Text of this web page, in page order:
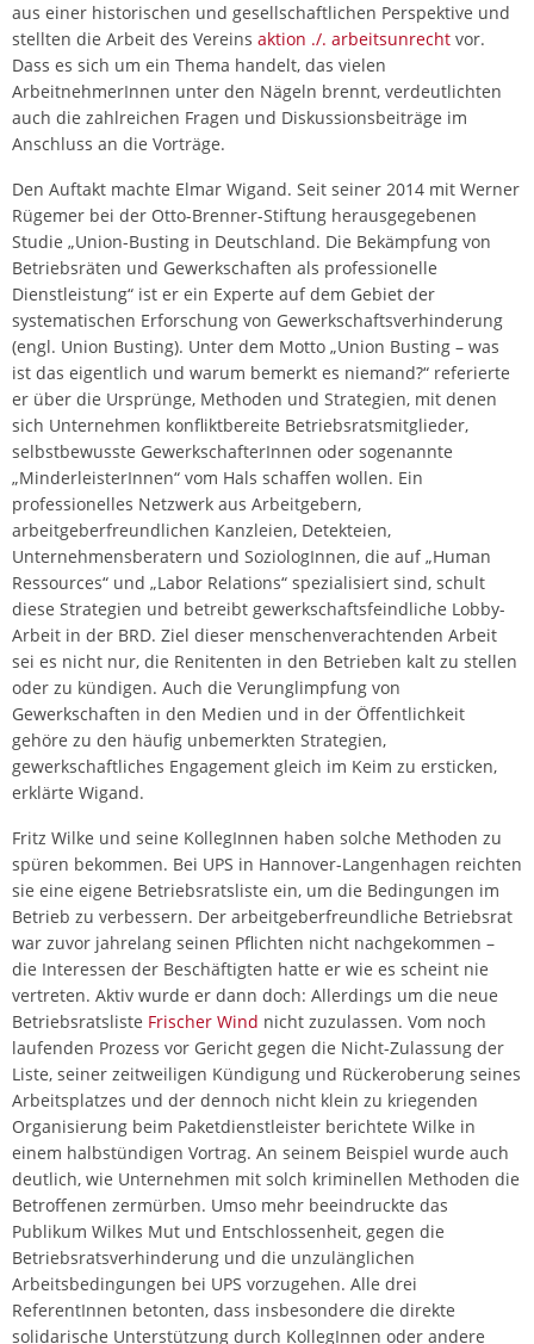
aus einer historischen und gesellschaftlichen Perspektive und
stellten die Arbeit des Vereins aktion ./. arbeitsunrecht vor.
Dass es sich um ein Thema handelt, das vielen
ArbeitnehmerInnen unter den Nägeln brennt, verdeutlichten
auch die zahlreichen Fragen und Diskussionsbeiträge im
Anschluss an die Vorträge.
Den Auftakt machte Elmar Wigand. Seit seiner 2014 mit Werner
Rügemer bei der Otto-Brenner-Stiftung herausgegebenen
Studie „Union-Busting in Deutschland. Die Bekämpfung von
Betriebsräten und Gewerkschaften als professionelle
Dienstleistung“ ist er ein Experte auf dem Gebiet der
systematischen Erforschung von Gewerkschaftsverhinderung
(engl. Union Busting). Unter dem Motto „Union Busting – was
ist das eigentlich und warum bemerkt es niemand?“ referierte
er über die Ursprünge, Methoden und Strategien, mit denen
sich Unternehmen konfliktbereite Betriebsratsmitglieder,
selbstbewusste GewerkschafterInnen oder sogenannte
„MinderleisterInnen“ vom Hals schaffen wollen. Ein
professionelles Netzwerk aus Arbeitgebern,
arbeitgeberfreundlichen Kanzleien, Detekteien,
Unternehmensberatern und SoziologInnen, die auf „Human
Ressources“ und „Labor Relations“ spezialisiert sind, schult
diese Strategien und betreibt gewerkschaftsfeindliche Lobby-
Arbeit in der BRD. Ziel dieser menschenverachtenden Arbeit
sei es nicht nur, die Renitenten in den Betrieben kalt zu stellen
oder zu kündigen. Auch die Verunglimpfung von
Gewerkschaften in den Medien und in der Öffentlichkeit
gehöre zu den häufig unbemerkten Strategien,
gewerkschaftliches Engagement gleich im Keim zu ersticken,
erklärte Wigand.
Fritz Wilke und seine KollegInnen haben solche Methoden zu
spüren bekommen. Bei UPS in Hannover-Langenhagen reichten
sie eine eigene Betriebsratsliste ein, um die Bedingungen im
Betrieb zu verbessern. Der arbeitgeberfreundliche Betriebsrat
war zuvor jahrelang seinen Pflichten nicht nachgekommen –
die Interessen der Beschäftigten hatte er wie es scheint nie
vertreten. Aktiv wurde er dann doch: Allerdings um die neue
Betriebsratsliste Frischer Wind nicht zuzulassen. Vom noch
laufenden Prozess vor Gericht gegen die Nicht-Zulassung der
Liste, seiner zeitweiligen Kündigung und Rückeroberung seines
Arbeitsplatzes und der dennoch nicht klein zu kriegenden
Organisierung beim Paketdienstleister berichtete Wilke in
einem halbstündigen Vortrag. An seinem Beispiel wurde auch
deutlich, wie Unternehmen mit solch kriminellen Methoden die
Betroffenen zermürben. Umso mehr beeindruckte das
Publikum Wilkes Mut und Entschlossenheit, gegen die
Betriebsratsverhinderung und die unzulänglichen
Arbeitsbedingungen bei UPS vorzugehen. Alle drei
ReferentInnen betonten, dass insbesondere die direkte
solidarische Unterstützung durch KollegInnen oder andere